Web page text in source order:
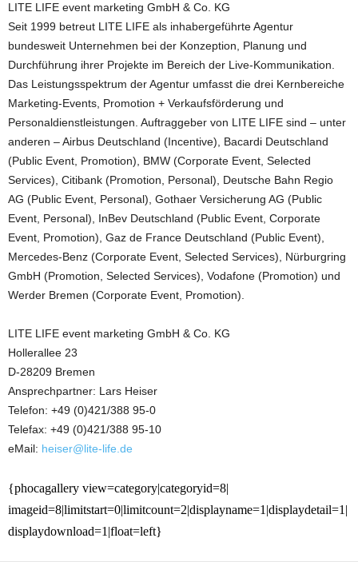
LITE LIFE event marketing GmbH & Co. KG
Seit 1999 betreut LITE LIFE als inhabergeführte Agentur
bundesweit Unternehmen bei der Konzeption, Planung und
Durchführung ihrer Projekte im Bereich der Live-Kommunikation.
Das Leistungsspektrum der Agentur umfasst die drei Kernbereiche
Marketing-Events, Promotion + Verkaufsförderung und
Personaldienstleistungen. Auftraggeber von LITE LIFE sind – unter
anderen – Airbus Deutschland (Incentive), Bacardi Deutschland
(Public Event, Promotion), BMW (Corporate Event, Selected
Services), Citibank (Promotion, Personal), Deutsche Bahn Regio
AG (Public Event, Personal), Gothaer Versicherung AG (Public
Event, Personal), InBev Deutschland (Public Event, Corporate
Event, Promotion), Gaz de France Deutschland (Public Event),
Mercedes-Benz (Corporate Event, Selected Services), Nürburgring
GmbH (Promotion, Selected Services), Vodafone (Promotion) und
Werder Bremen (Corporate Event, Promotion).
LITE LIFE event marketing GmbH & Co. KG
Hollerallee 23
D-28209 Bremen
Ansprechpartner: Lars Heiser
Telefon: +49 (0)421/388 95-0
Telefax: +49 (0)421/388 95-10
eMail: heiser@lite-life.de
{phocagallery view=category|categoryid=8|
imageid=8|limitstart=0|limitcount=2|displayname=1|displaydetail=1|
displaydownload=1|float=left}